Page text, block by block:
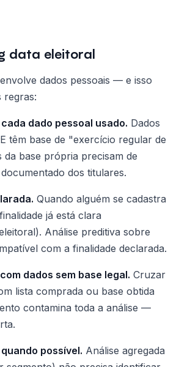
data eleitoral
dados pessoais — e isso
regras:
dado pessoal usado. Dados
têm base de "exercício regular de
da base própria precisam de
dos titulares.
Quando alguém se cadastra
já está clara
Análise preditiva sobre
com a finalidade declarada.
dados sem base legal. Cruzar
lista comprada ou base obtida
contamina toda a análise —
possível. Análise agregada